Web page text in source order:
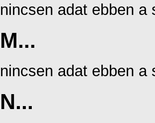
nincsen adat ebben a
M...
nincsen adat ebben a
N...